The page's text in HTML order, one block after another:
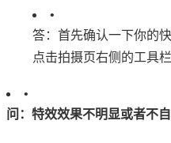
•
答：首先确认一下你的
点击拍摄页右侧的工具
•
问：特效效果不明显或者不